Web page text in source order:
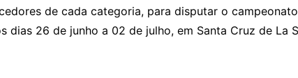
de cada categoria, para disputar o
dias 26 de junho a 02 de julho, em Santa Cruz de La